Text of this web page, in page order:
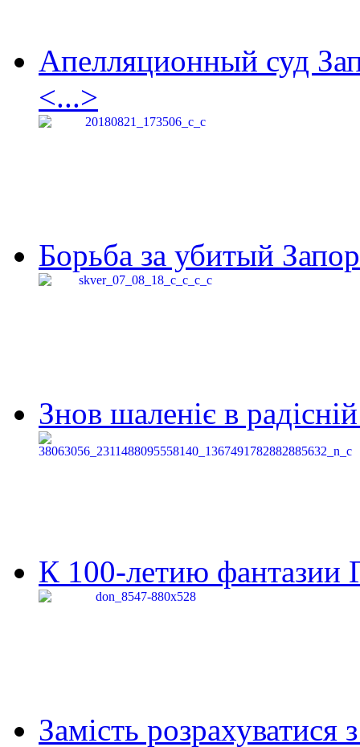
Апелляционный суд
<...>
Борьба за убитый
Знов шаленіє в
К 100-летию фантазии
Замість